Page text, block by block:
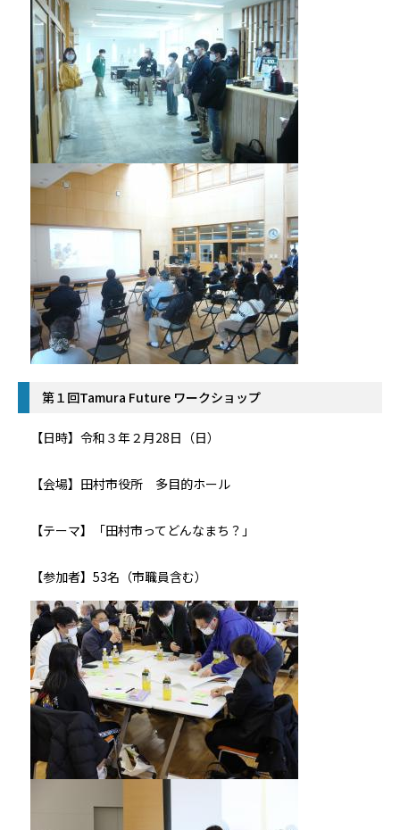
第１回Tamura Future ワークショップ
【日時】令和３年２月28日（日）
【会場】田村市役所 多目的ホール
【テーマ】「田村市ってどんなまち？」
【参加者】53名（市職員含む）